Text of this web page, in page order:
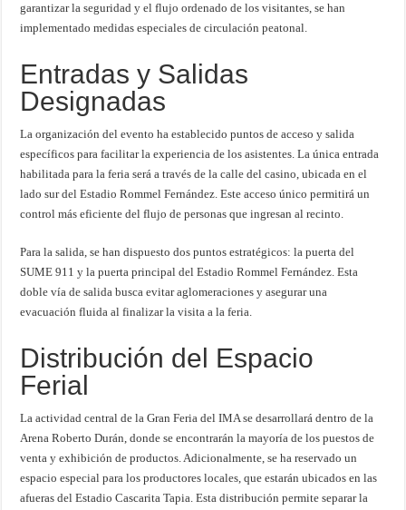
garantizar la seguridad y el flujo ordenado de los visitantes, se han
implementado medidas especiales de circulación peatonal.
Entradas y Salidas
Designadas
La organización del evento ha establecido puntos de acceso y salida
específicos para facilitar la experiencia de los asistentes. La única entrada
habilitada para la feria será a través de la calle del casino, ubicada en el
lado sur del Estadio Rommel Fernández. Este acceso único permitirá un
control más eficiente del flujo de personas que ingresan al recinto.
Para la salida, se han dispuesto dos puntos estratégicos: la puerta del
SUME 911 y la puerta principal del Estadio Rommel Fernández. Esta
doble vía de salida busca evitar aglomeraciones y asegurar una
evacuación fluida al finalizar la visita a la feria.
Distribución del Espacio
Ferial
La actividad central de la Gran Feria del IMA se desarrollará dentro de la
Arena Roberto Durán, donde se encontrarán la mayoría de los puestos de
venta y exhibición de productos. Adicionalmente, se ha reservado un
espacio especial para los productores locales, que estarán ubicados en las
afueras del Estadio Cascarita Tapia. Esta distribución permite separar la